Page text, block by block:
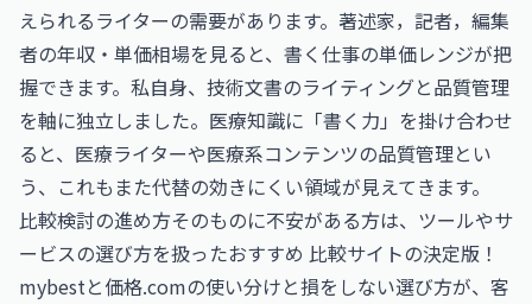
えられるライターの需要があります。 著述家，記者，編集
者の年収・単価相場を見ると、書く仕事の単価レンジが把
握できます。私自身、技術文書のライティングと品質管理
を軸に独立しました。医療知識に「書く力」を掛け合わせ
ると、医療ライターや医療系コンテンツの品質管理とい
う、これもまた代替の効きにくい領域が見えてきます。
比較検討の進め方そのものに不安がある方は、ツールやサ
ービスの選び方を扱ったおすすめ 比較サイトの決定版！
mybestと価格.comの使い分けと損をしない選び方が、客